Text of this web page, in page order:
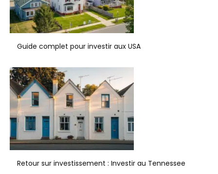
Guide complet pour investir aux USA
Retour sur investissement : Investir au Tennessee